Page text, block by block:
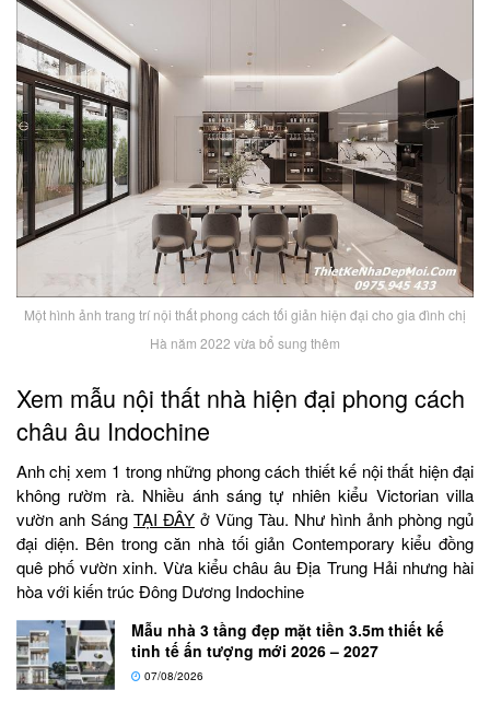
Một hình ảnh trang trí nội thất phong cách tối giản hiện đại cho gia đình chị
Hà năm 2022 vừa bổ sung thêm
Xem mẫu nội thất nhà hiện đại phong cách
châu âu Indochine
Anh chị xem 1 trong những phong cách thiết kế nội thất hiện đại
không rườm rà. Nhiều ánh sáng tự nhiên kiểu Victorian villa
vườn anh Sáng TẠI ĐÂY ở Vũng Tàu. Như hình ảnh phòng ngủ
đại diện. Bên trong căn nhà tối giản Contemporary kiểu đồng
quê phố vườn xinh. Vừa kiểu châu âu Địa Trung Hải nhưng hài
hòa với kiến trúc Đông Dương Indochine
Mẫu nhà 3 tầng đẹp mặt tiền 3.5m thiết kế
tinh tế ấn tượng mới 2026 – 2027
07/08/2026